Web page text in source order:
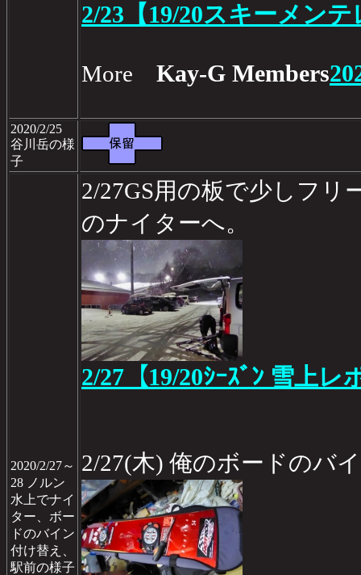
2/23【19/20スキーメンテ
More Kay-G Members
2020/2/25
谷川岳の様
子
2020/2/27～
28 ノルン
水上でナイ
ター、ボー
ドのバイン
付け替え、
駅前の様子
2/27GS用の板で少しフリ
のナイターへ。
2/27【19/20ｼｰｽﾞﾝ 雪上レ
2/27(木) 俺のボードのバ